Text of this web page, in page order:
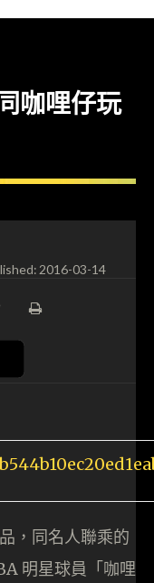
咖哩仔玩
2016-03-14
，同名人聯乘的
明星球員「咖哩